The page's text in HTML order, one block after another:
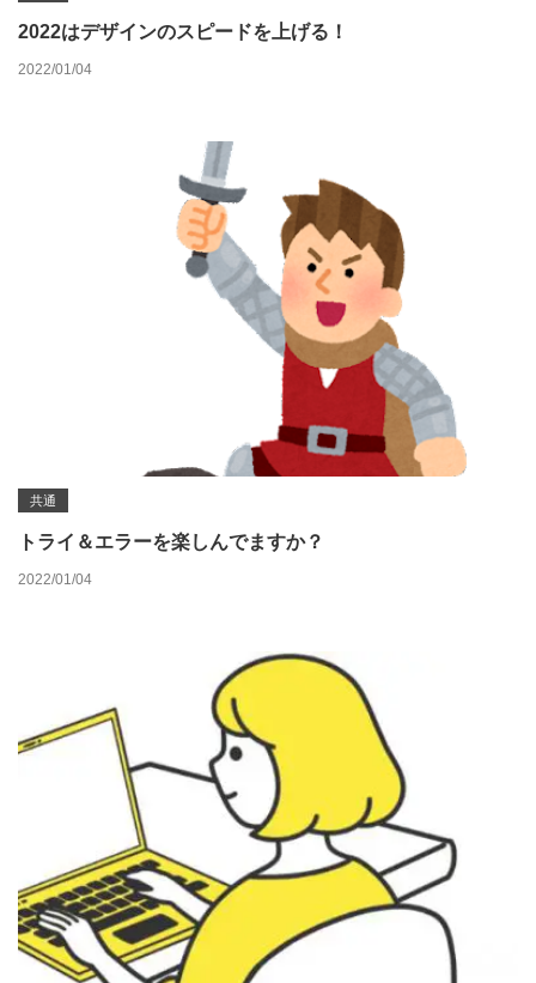
2022はデザインのスピードを上げる！
2022/01/04
共通
トライ＆エラーを楽しんでますか？
2022/01/04